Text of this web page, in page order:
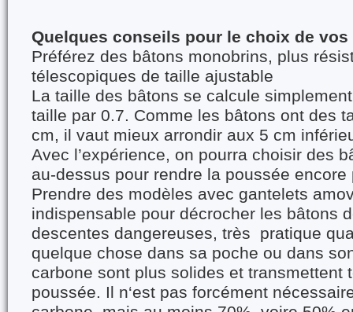
Quelques conseils pour le choix de
Préférez des bâtons monobrins, plus
télescopiques de taille ajustable
La taille des bâtons se calcule
taille par 0.7. Comme les bâtons ont des
cm, il vaut mieux arrondir aux 5 cm
Avec l’expérience, on pourra choisir des
au-dessus pour rendre la poussée
Prendre des modèles avec gantelets
indispensable pour décrocher les bâtons
descentes dangereuses, très pratique
quelque chose dans sa poche ou dans
carbone sont plus solides et transmettent
poussée. Il n‘est pas forcément